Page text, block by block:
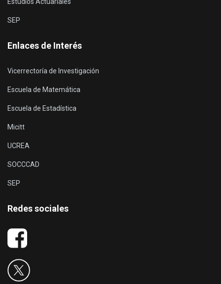
SEP
Enlaces de Interés
Vicerrectoría de Investigación
Escuela de Matemática
Escuela de Estadística
Micitt
UCREA
SOCCCAD
SEP
Redes sociales